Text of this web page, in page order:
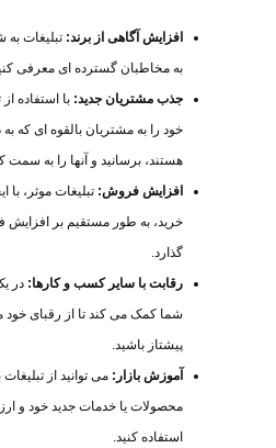
افزایش آگاهی از برند: تبلیغات به
به مخاطبان گسترده ای معرفی
جذب مشتریان جدید: با استفاده
خود را به مشتریان بالقوه ای که
هستند، برسانید و آنها را به
افزایش فروش: تبلیغات موثر، با
خرید، به طور مستقیم بر افزایش
گذارد.
رقابت با سایر کسب و کارها: در
شما کمک می کند تا از رقبای خود
پیشتاز باشید.
آموزش بازار: می توانید از
محصولات یا خدمات جدید خود و
استفاده کنید.